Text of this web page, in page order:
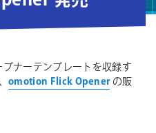
ナーテンプレートを収録す
omotion Flick Openerの販